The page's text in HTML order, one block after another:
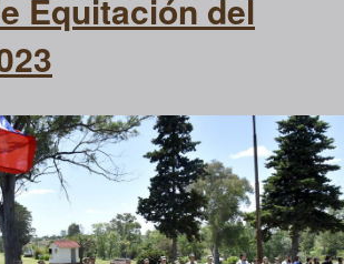
Equitación del